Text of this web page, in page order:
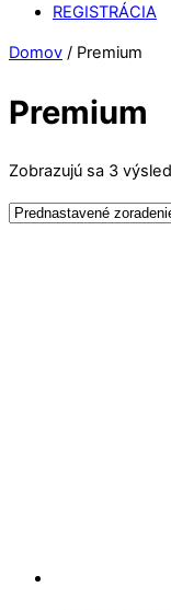
REGISTRÁCIA
Close
Close
Domov / Premium
Premium
Zobrazujú sa 3